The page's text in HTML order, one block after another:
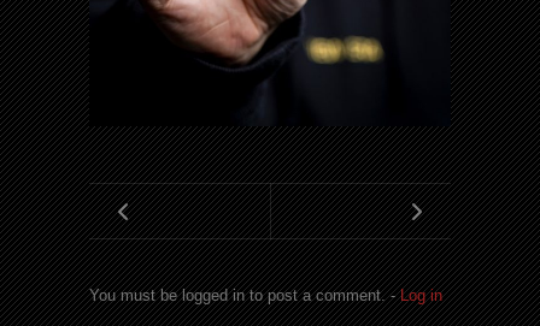
You must be logged in to post a comment. -Log in